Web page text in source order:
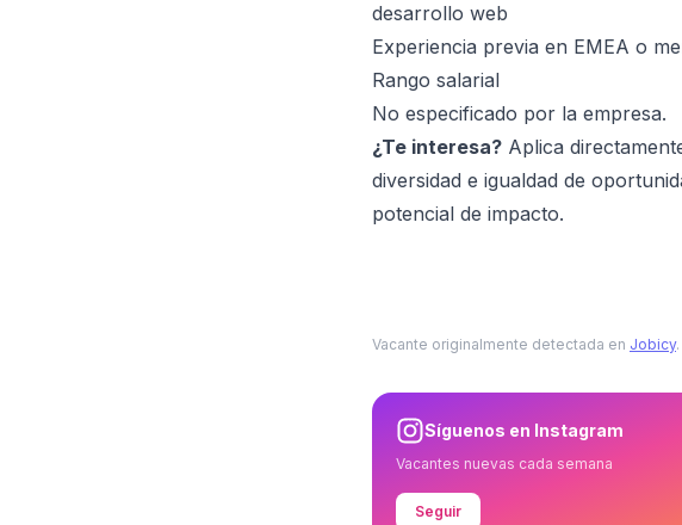
desarrollo web
Experiencia previa en EMEA o
Rango salarial
No especificado por la empresa.
¿Te interesa? Aplica
diversidad e igualdad de
potencial de impacto.
Vacante originalmente detectada en Jobicy
Síguenos en Instagram
Vacantes nuevas cada semana
Seguir